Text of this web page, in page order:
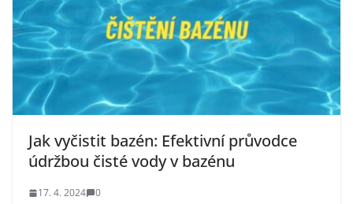
Jak vyčistit bazén: Efektivní průvodce
údržbou čisté vody v bazénu
17. 4. 2024 0